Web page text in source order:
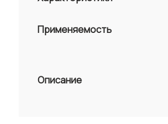
Применяемость
Описание